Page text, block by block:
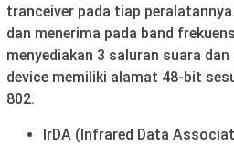
tranceiver pada tiap
dan menerima pada band
menyediakan 3 saluran suara
device memiliki alamat 48-bit
802.
IrDA (Infrared Data